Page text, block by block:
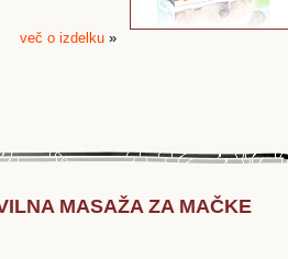
več o izdelku »
MASAŽA ZA MAČKE